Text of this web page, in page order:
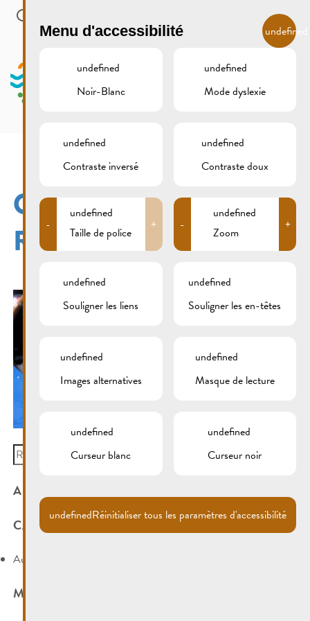
Skip to main content
MENU
OLDTIMER-TREFF
REMICH 10.07.2016
Search
for:
ARCHIVES
CATÉGORIES
Aucune catégorie
MÉTA
Menu d'accessibilité undefined
undefined
Noir-Blanc
undefined
Mode dyslexie
undefined
Contraste inversé
undefined
Contraste doux
-
undefined
Taille de police
+ -
undefined
Zoom
+
undefined
Souligner les liens
undefined
Souligner les en-têtes
undefined
Images alternatives
undefined
Masque de lecture
undefined
Curseur blanc
undefined
Curseur noir
undefinedRéinitialiser tous les paramètres d'accessibilité